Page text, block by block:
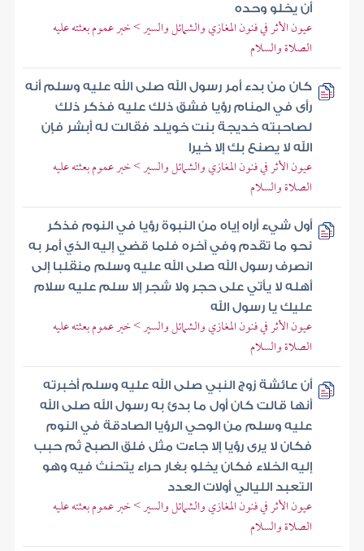
أن يخلو وحده
عيون الأثر في فنون المغازي والشمائل والسير > خبر عموم بعثته عليه
الصلاة والسلام
كان من بدء أمر رسول الله صلى الله عليه وسلم أنه
رأى في المنام رؤيا فشق ذلك عليه فذكر ذلك
لصاحبته خديجة بنت خويلد فقالت له أبشر فإن
الله لا يصنع بك إلا خيرا
عيون الأثر في فنون المغازي والشمائل والسير > خبر عموم بعثته عليه
الصلاة والسلام
أول شيء أراه إياه من النبوة رؤيا في النوم فذكر
نحو ما تقدم وفي آخره فلما قضي إليه الذي أمر به
انصرف رسول الله صلى الله عليه وسلم منقلبا إلى
أهله لا يأتي على حجر ولا شجر إلا سلم عليه سلام
عليك يا رسول الله
عيون الأثر في فنون المغازي والشمائل والسير > خبر عموم بعثته عليه
الصلاة والسلام
أن عائشة زوج النبي صلى الله عليه وسلم أخبرته
أنها قالت كان أول ما بدئ به رسول الله صلى الله
عليه وسلم من الوحي الرؤيا الصادقة في النوم
فكان لا يرى رؤيا إلا جاءت مثل فلق الصبح ثم حبب
إليه الخلاء فكان يخلو بغار حراء يتحنث فيه وهو
التعبد الليالي أولات العدد
عيون الأثر في فنون المغازي والشمائل والسير > خبر عموم بعثته عليه
الصلاة والسلام